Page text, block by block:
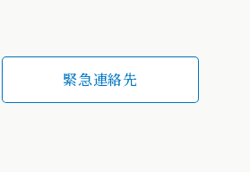
緊急連絡先